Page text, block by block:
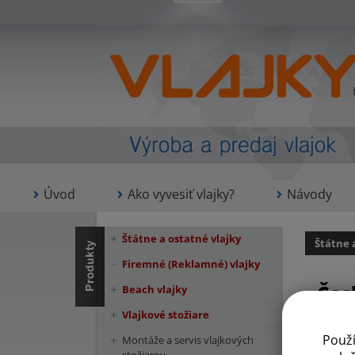
Úvod Ako vyvesiť vlajky? Návody
Štátne
Štátne a ostatné vlajky
Firemné (Reklamné) vlajky
Beach vlajky
Vlajkové stožiare
Montáže a servis vlajkových